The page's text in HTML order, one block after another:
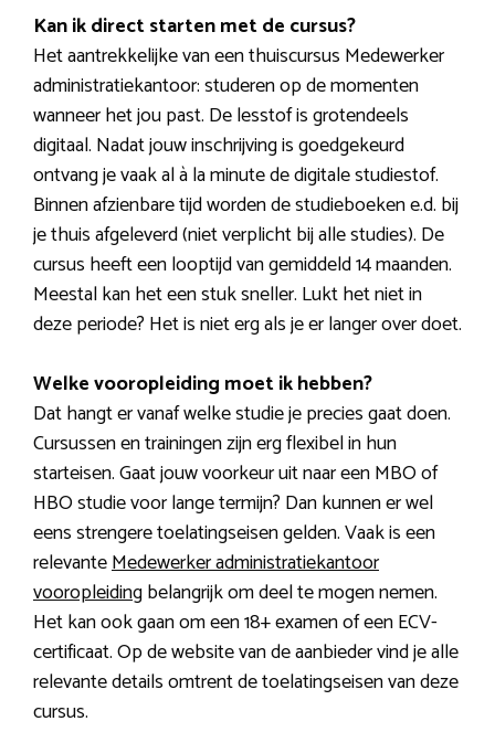
Kan ik direct starten met de cursus?
Het aantrekkelijke van een thuiscursus Medewerker
administratiekantoor: studeren op de momenten
wanneer het jou past. De lesstof is grotendeels
digitaal. Nadat jouw inschrijving is goedgekeurd
ontvang je vaak al à la minute de digitale studiestof.
Binnen afzienbare tijd worden de studieboeken e.d. bij
je thuis afgeleverd (niet verplicht bij alle studies). De
cursus heeft een looptijd van gemiddeld 14 maanden.
Meestal kan het een stuk sneller. Lukt het niet in
deze periode? Het is niet erg als je er langer over doet.
Welke vooropleiding moet ik hebben?
Dat hangt er vanaf welke studie je precies gaat doen.
Cursussen en trainingen zijn erg flexibel in hun
starteisen. Gaat jouw voorkeur uit naar een MBO of
HBO studie voor lange termijn? Dan kunnen er wel
eens strengere toelatingseisen gelden. Vaak is een
relevanteMedewerker administratiekantoor
vooropleidingbelangrijk om deel te mogen nemen.
Het kan ook gaan om een 18+ examen of een ECV-
certificaat. Op de website van de aanbieder vind je alle
relevante details omtrent de toelatingseisen van deze
cursus.